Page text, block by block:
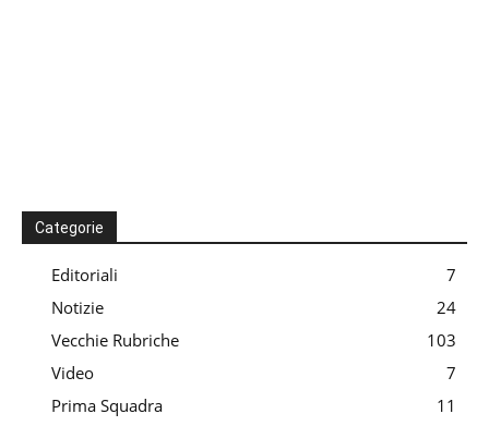
Categorie
Editoriali
7
Notizie
24
Vecchie Rubriche
103
Video
7
Prima Squadra
11